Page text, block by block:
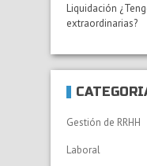
Liquidación
extraordinarias?
Gestión de RRHH
Laboral